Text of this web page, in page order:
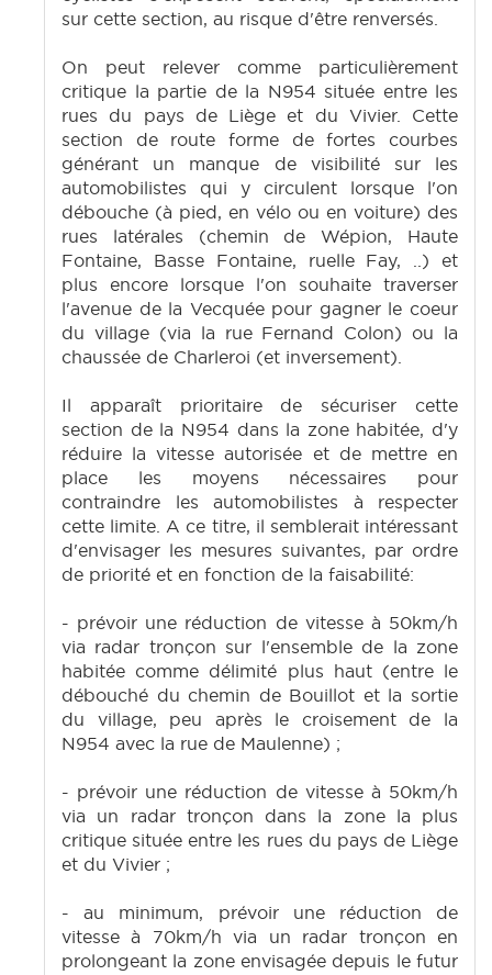
sur cette section, au risque d'être renversés.
On peut relever comme particulièrement
critique la partie de la N954 située entre les
rues du pays de Liège et du Vivier. Cette
section de route forme de fortes courbes
générant un manque de visibilité sur les
automobilistes qui y circulent lorsque l'on
débouche (à pied, en vélo ou en voiture) des
rues latérales (chemin de Wépion, Haute
Fontaine, Basse Fontaine, ruelle Fay, ..) et
plus encore lorsque l'on souhaite traverser
l'avenue de la Vecquée pour gagner le coeur
du village (via la rue Fernand Colon) ou la
chaussée de Charleroi (et inversement).
Il apparaît prioritaire de sécuriser cette
section de la N954 dans la zone habitée, d'y
réduire la vitesse autorisée et de mettre en
place les moyens nécessaires pour
contraindre les automobilistes à respecter
cette limite. A ce titre, il semblerait intéressant
d'envisager les mesures suivantes, par ordre
de priorité et en fonction de la faisabilité:
- prévoir une réduction de vitesse à 50km/h
via radar tronçon sur l'ensemble de la zone
habitée comme délimité plus haut (entre le
débouché du chemin de Bouillot et la sortie
du village, peu après le croisement de la
N954 avec la rue de Maulenne) ;
- prévoir une réduction de vitesse à 50km/h
via un radar tronçon dans la zone la plus
critique située entre les rues du pays de Liège
et du Vivier ;
- au minimum, prévoir une réduction de
vitesse à 70km/h via un radar tronçon en
prolongeant la zone envisagée depuis le futur